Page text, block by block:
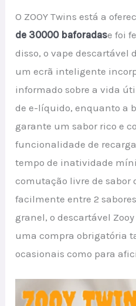
O ZOOY Twins está a
de 30000 baforadase foi
disso, o vape descartável
um ecrã inteligente
informado sobre a vida
de e-líquido, enquanto a
garante um sabor rico e
funcionalidade de
tempo de inatividade
comutação livre de
facilmente entre 2
granel, o descartável Zooy
uma compra obrigatória
ocasionais como para